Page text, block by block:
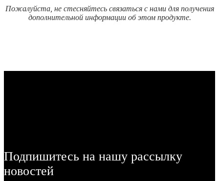
Пожалуйста, не стесняйтесь связаться с нами для получения
дополнительной информации об этом продукте.
Подпишитесь на нашу рассылку
новостей